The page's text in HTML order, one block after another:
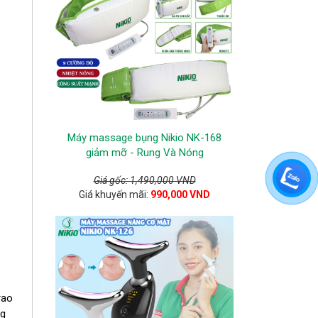
Máy massage bụng Nikio NK-168
giảm mỡ - Rung Và Nóng
Giá gốc: 1,490,000 VND
Giá khuyến mãi: 990,000 VND